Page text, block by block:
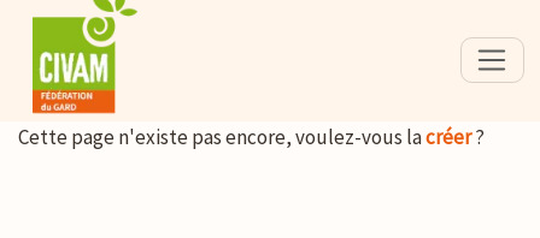
Cette page n'existe pas encore, voulez-vous lacréer?